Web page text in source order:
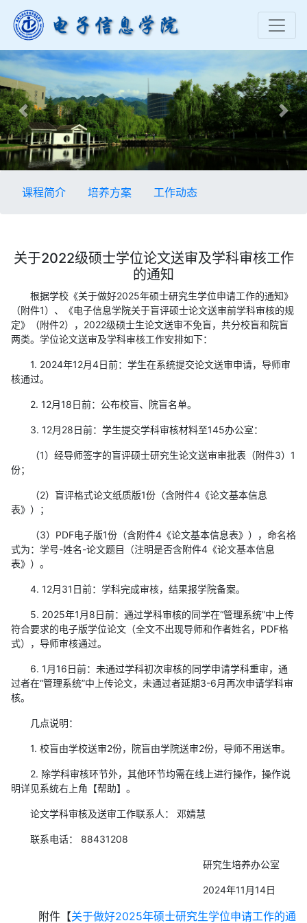
Previous Next
课程简介 培养方案 工作动态
关于2022级硕士学位论文送审及学科审核工作
的通知
根据学校《关于做好2025年硕士研究生学位申请工作的通知》
（附件1）、《电子信息学院关于盲评硕士论文送审前学科审核的规
定》（附件2），2022级硕士生论文送审不免盲，共分校盲和院盲
两类。学位论文送审及学科审核工作安排如下：
1. 2024年12月4日前：学生在系统提交论文送审申请，导师审
核通过。
2. 12月18日前：公布校盲、院盲名单。
3. 12月28日前：学生提交学科审核材料至145办公室：
（1）经导师签字的盲评硕士研究生论文送审审批表（附件3）1
份；
（2）盲评格式论文纸质版1份（含附件4《论文基本信息
表》）；
（3）PDF电子版1份（含附件4《论文基本信息表》），命名格
式为：学号-姓名-论文题目（注明是否含附件4《论文基本信息
表》）。
4. 12月31日前：学科完成审核，结果报学院备案。
5. 2025年1月8日前：通过学科审核的同学在“管理系统”中上传
符合要求的电子版学位论文（全文不出现导师和作者姓名，PDF格
式），导师审核通过。
6. 1月16日前：未通过学科初次审核的同学申请学科重审，通
过者在“管理系统”中上传论文，未通过者延期3-6月再次申请学科审
核。
几点说明：
1. 校盲由学校送审2份，院盲由学院送审2份，导师不用送审。
2. 除学科审核环节外，其他环节均需在线上进行操作，操作说
明详见系统右上角【帮助】。
论文学科审核及送审工作联系人： 邓婧慧
联系电话： 88431208
研究生培养办公室
2024年11月14日
附件【关于做好2025年硕士研究生学位申请工作的通